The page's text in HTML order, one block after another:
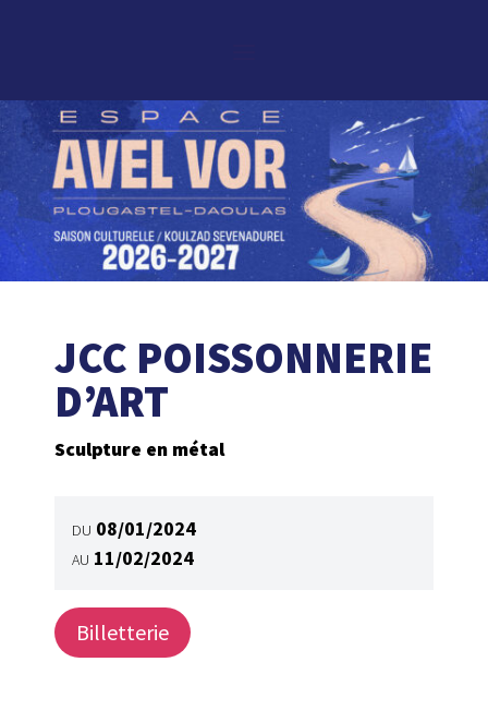
JCC POISSONNERIE
D’ART
Sculpture en métal
DU 08/01/2024
AU 11/02/2024
Billetterie